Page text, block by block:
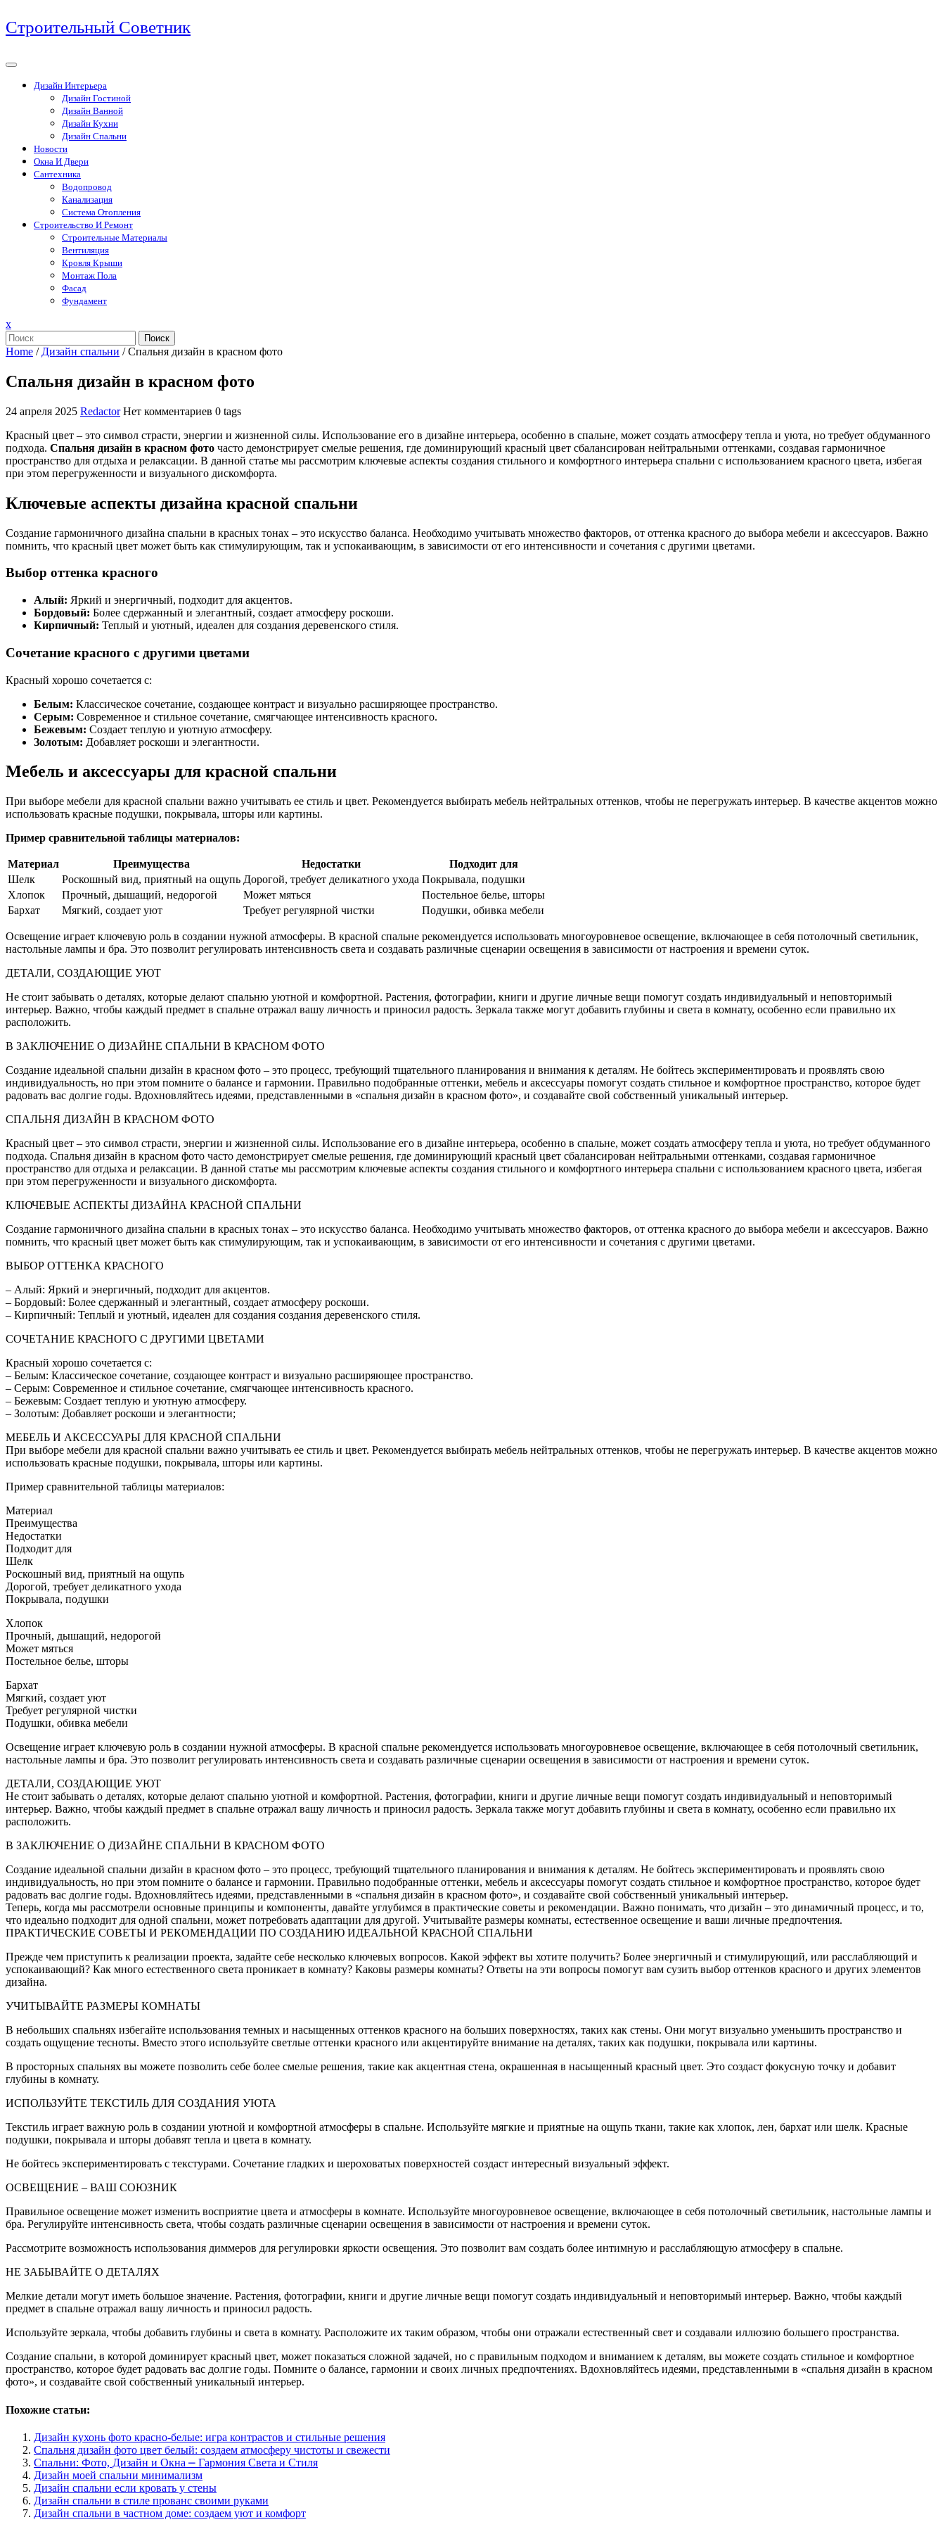
Перейти
к
Строительный Советник
Дизайн Интерьера
Дизайн Гостиной
Дизайн Ванной
Дизайн Кухни
Дизайн Спальни
Новости
Окна И Двери
Сантехника
Водопровод
Канализация
Система Отопления
Строительство И Ремонт
Строительные Материалы
Вентиляция
Кровля Крыши
Монтаж Пола
Фасад
Фундамент
xЗакрыть
меню
Поиск
Home / Дизайн спальни /Спальня дизайн в красном фото
Спальня дизайн в красном фото
24 апреля 2025 Redactor Нет комментариев 0 tags
Красный цвет – это символ страсти, энергии и жизненной силы. Использование его в дизайне интерьера, особенно в спальне, может создать атмосферу тепла и уюта, но требует обдуманного
подхода. Спальня дизайн в красном фото часто демонстрирует смелые решения, где доминирующий красный цвет сбалансирован нейтральными оттенками, создавая гармоничное
пространство для отдыха и релаксации. В данной статье мы рассмотрим ключевые аспекты создания стильного и комфортного интерьера спальни с использованием красного цвета, избегая
при этом перегруженности и визуального дискомфорта.
Ключевые аспекты дизайна красной спальни
Создание гармоничного дизайна спальни в красных тонах – это искусство баланса. Необходимо учитывать множество факторов, от оттенка красного до выбора мебели и аксессуаров. Важно
помнить, что красный цвет может быть как стимулирующим, так и успокаивающим, в зависимости от его интенсивности и сочетания с другими цветами.
Выбор оттенка красного
Алый: Яркий и энергичный, подходит для акцентов.
Бордовый: Более сдержанный и элегантный, создает атмосферу роскоши.
Кирпичный: Теплый и уютный, идеален для создания деревенского стиля.
Сочетание красного с другими цветами
Красный хорошо сочетается с:
Белым: Классическое сочетание, создающее контраст и визуально расширяющее пространство.
Серым: Современное и стильное сочетание, смягчающее интенсивность красного.
Бежевым: Создает теплую и уютную атмосферу.
Золотым: Добавляет роскоши и элегантности.
Мебель и аксессуары для красной спальни
При выборе мебели для красной спальни важно учитывать ее стиль и цвет. Рекомендуется выбирать мебель нейтральных оттенков, чтобы не перегружать интерьер. В качестве акцентов можно
использовать красные подушки, покрывала, шторы или картины.
Пример сравнительной таблицы материалов:
Материал Преимущества Недостатки
Подходит для
Шелк
Роскошный вид, приятный на ощупь Дорогой, требует деликатного ухода Покрывала, подушки
Хлопок
Прочный, дышащий, недорогой Может мяться
Постельное белье, шторы
Бархат
Мягкий, создает уют Требует регулярной чистки Подушки, обивка мебели
Освещение играет ключевую роль в создании нужной атмосферы. В красной спальне рекомендуется использовать многоуровневое освещение, включающее в себя потолочный светильник,
настольные лампы и бра. Это позволит регулировать интенсивность света и создавать различные сценарии освещения в зависимости от настроения и времени суток.
ДЕТАЛИ, СОЗДАЮЩИЕ УЮТ
Не стоит забывать о деталях, которые делают спальню уютной и комфортной. Растения, фотографии, книги и другие личные вещи помогут создать индивидуальный и неповторимый
интерьер. Важно, чтобы каждый предмет в спальне отражал вашу личность и приносил радость. Зеркала также могут добавить глубины и света в комнату, особенно если правильно их
расположить.
В ЗАКЛЮЧЕНИЕ О ДИЗАЙНЕ СПАЛЬНИ В КРАСНОМ ФОТО
Создание идеальной спальни дизайн в красном фото – это процесс, требующий тщательного планирования и внимания к деталям. Не бойтесь экспериментировать и проявлять свою
индивидуальность, но при этом помните о балансе и гармонии. Правильно подобранные оттенки, мебель и аксессуары помогут создать стильное и комфортное пространство, которое будет
радовать вас долгие годы. Вдохновляйтесь идеями, представленными в «спальня дизайн в красном фото», и создавайте свой собственный уникальный интерьер.
СПАЛЬНЯ ДИЗАЙН В КРАСНОМ ФОТО
Красный цвет – это символ страсти, энергии и жизненной силы. Использование его в дизайне интерьера, особенно в спальне, может создать атмосферу тепла и уюта, но требует обдуманного
подхода. Спальня дизайн в красном фото часто демонстрирует смелые решения, где доминирующий красный цвет сбалансирован нейтральными оттенками, создавая гармоничное
пространство для отдыха и релаксации. В данной статье мы рассмотрим ключевые аспекты создания стильного и комфортного интерьера спальни с использованием красного цвета, избегая
при этом перегруженности и визуального дискомфорта.
КЛЮЧЕВЫЕ АСПЕКТЫ ДИЗАЙНА КРАСНОЙ СПАЛЬНИ
Создание гармоничного дизайна спальни в красных тонах – это искусство баланса. Необходимо учитывать множество факторов, от оттенка красного до выбора мебели и аксессуаров. Важно
помнить, что красный цвет может быть как стимулирующим, так и успокаивающим, в зависимости от его интенсивности и сочетания с другими цветами.
ВЫБОР ОТТЕНКА КРАСНОГО
– Алый: Яркий и энергичный, подходит для акцентов.
– Бордовый: Более сдержанный и элегантный, создает атмосферу роскоши.
– Кирпичный: Теплый и уютный, идеален для создания создания деревенского стиля.
СОЧЕТАНИЕ КРАСНОГО С ДРУГИМИ ЦВЕТАМИ
Красный хорошо сочетается с:
– Белым: Классическое сочетание, создающее контраст и визуально расширяющее пространство.
– Серым: Современное и стильное сочетание, смягчающее интенсивность красного.
– Бежевым: Создает теплую и уютную атмосферу.
– Золотым: Добавляет роскоши и элегантности;
МЕБЕЛЬ И АКСЕССУАРЫ ДЛЯ КРАСНОЙ СПАЛЬНИ
При выборе мебели для красной спальни важно учитывать ее стиль и цвет. Рекомендуется выбирать мебель нейтральных оттенков, чтобы не перегружать интерьер. В качестве акцентов можно
использовать красные подушки, покрывала, шторы или картины.
Пример сравнительной таблицы материалов:
Материал
Преимущества
Недостатки
Подходит для
Шелк
Роскошный вид, приятный на ощупь
Дорогой, требует деликатного ухода
Покрывала, подушки
Хлопок
Прочный, дышащий, недорогой
Может мяться
Постельное белье, шторы
Бархат
Мягкий, создает уют
Требует регулярной чистки
Подушки, обивка мебели
Освещение играет ключевую роль в создании нужной атмосферы. В красной спальне рекомендуется использовать многоуровневое освещение, включающее в себя потолочный светильник,
настольные лампы и бра. Это позволит регулировать интенсивность света и создавать различные сценарии освещения в зависимости от настроения и времени суток.
ДЕТАЛИ, СОЗДАЮЩИЕ УЮТ
Не стоит забывать о деталях, которые делают спальню уютной и комфортной. Растения, фотографии, книги и другие личные вещи помогут создать индивидуальный и неповторимый
интерьер. Важно, чтобы каждый предмет в спальне отражал вашу личность и приносил радость. Зеркала также могут добавить глубины и света в комнату, особенно если правильно их
расположить.
В ЗАКЛЮЧЕНИЕ О ДИЗАЙНЕ СПАЛЬНИ В КРАСНОМ ФОТО
Создание идеальной спальни дизайн в красном фото – это процесс, требующий тщательного планирования и внимания к деталям. Не бойтесь экспериментировать и проявлять свою
индивидуальность, но при этом помните о балансе и гармонии. Правильно подобранные оттенки, мебель и аксессуары помогут создать стильное и комфортное пространство, которое будет
радовать вас долгие годы. Вдохновляйтесь идеями, представленными в «спальня дизайн в красном фото», и создавайте свой собственный уникальный интерьер.
Теперь, когда мы рассмотрели основные принципы и компоненты, давайте углубимся в практические советы и рекомендации. Важно понимать, что дизайн – это динамичный процесс, и то,
что идеально подходит для одной спальни, может потребовать адаптации для другой. Учитывайте размеры комнаты, естественное освещение и ваши личные предпочтения.
ПРАКТИЧЕСКИЕ СОВЕТЫ И РЕКОМЕНДАЦИИ ПО СОЗДАНИЮ ИДЕАЛЬНОЙ КРАСНОЙ СПАЛЬНИ
Прежде чем приступить к реализации проекта, задайте себе несколько ключевых вопросов. Какой эффект вы хотите получить? Более энергичный и стимулирующий, или расслабляющий и
успокаивающий? Как много естественного света проникает в комнату? Каковы размеры комнаты? Ответы на эти вопросы помогут вам сузить выбор оттенков красного и других элементов
дизайна.
УЧИТЫВАЙТЕ РАЗМЕРЫ КОМНАТЫ
В небольших спальнях избегайте использования темных и насыщенных оттенков красного на больших поверхностях, таких как стены. Они могут визуально уменьшить пространство и
создать ощущение тесноты. Вместо этого используйте светлые оттенки красного или акцентируйте внимание на деталях, таких как подушки, покрывала или картины.
В просторных спальнях вы можете позволить себе более смелые решения, такие как акцентная стена, окрашенная в насыщенный красный цвет. Это создаст фокусную точку и добавит
глубины в комнату.
ИСПОЛЬЗУЙТЕ ТЕКСТИЛЬ ДЛЯ СОЗДАНИЯ УЮТА
Текстиль играет важную роль в создании уютной и комфортной атмосферы в спальне. Используйте мягкие и приятные на ощупь ткани, такие как хлопок, лен, бархат или шелк. Красные
подушки, покрывала и шторы добавят тепла и цвета в комнату.
Не бойтесь экспериментировать с текстурами. Сочетание гладких и шероховатых поверхностей создаст интересный визуальный эффект.
ОСВЕЩЕНИЕ – ВАШ СОЮЗНИК
Правильное освещение может изменить восприятие цвета и атмосферы в комнате. Используйте многоуровневое освещение, включающее в себя потолочный светильник, настольные лампы и
бра. Регулируйте интенсивность света, чтобы создать различные сценарии освещения в зависимости от настроения и времени суток.
Рассмотрите возможность использования диммеров для регулировки яркости освещения. Это позволит вам создать более интимную и расслабляющую атмосферу в спальне.
НЕ ЗАБЫВАЙТЕ О ДЕТАЛЯХ
Мелкие детали могут иметь большое значение. Растения, фотографии, книги и другие личные вещи помогут создать индивидуальный и неповторимый интерьер. Важно, чтобы каждый
предмет в спальне отражал вашу личность и приносил радость.
Используйте зеркала, чтобы добавить глубины и света в комнату. Расположите их таким образом, чтобы они отражали естественный свет и создавали иллюзию большего пространства.
Создание спальни, в которой доминирует красный цвет, может показаться сложной задачей, но с правильным подходом и вниманием к деталям, вы можете создать стильное и комфортное
пространство, которое будет радовать вас долгие годы. Помните о балансе, гармонии и своих личных предпочтениях. Вдохновляйтесь идеями, представленными в «спальня дизайн в красном
фото», и создавайте свой собственный уникальный интерьер.
Похожие статьи:
Дизайн кухонь фото красно-белые: игра контрастов и стильные решения
Спальня дизайн фото цвет белый: создаем атмосферу чистоты и свежести
Спальни: Фото, Дизайн и Окна ⎼ Гармония Света и Стиля
Дизайн моей спальни минимализм
Дизайн спальни если кровать у стены
Дизайн спальни в стиле прованс своими руками
Дизайн спальни в частном доме: создаем уют и комфорт